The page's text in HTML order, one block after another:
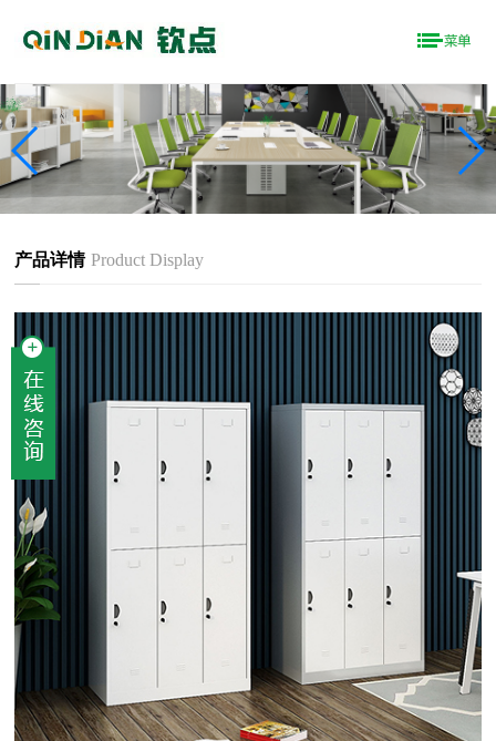
产品详情 Product Display